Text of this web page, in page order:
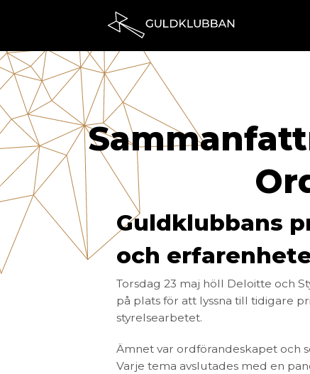
Guldklubbans
och
Torsdag 23 maj höll Deloitte och
på plats för att lyssna till tidigare
styrelsearbetet.
Ämnet var ordförandeskapet och
Varje tema avslutades med en